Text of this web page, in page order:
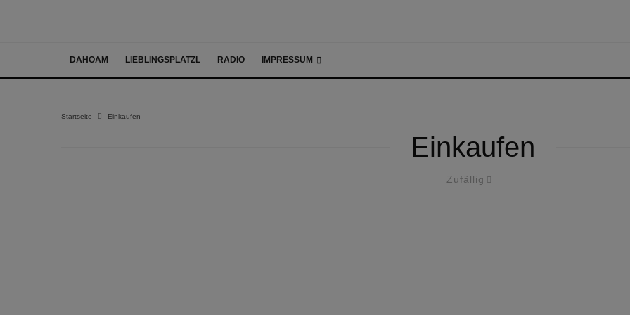
DAHOAM LIEBLINGSPLATZL RADIO IMPRESSUM
Startseite Einkaufen
Einkaufen
Zufällig